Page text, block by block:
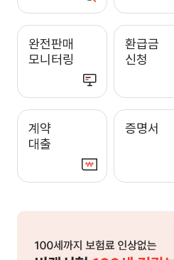
완전판매
모니터링
환급금
신청
계약
대출
증명서